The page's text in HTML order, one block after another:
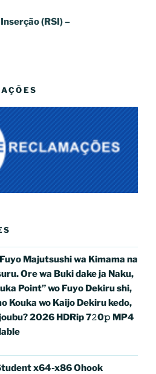
(RSI) –
Majutsushi wa Kimama na
Ore wa Buki dake ja Naku,
Point” wo Fuyo Dekiru shi,
Kouka wo Kaijo Dekiru kedo,
2026 HDRip 7𝟸0𝚙 MP4
x64-x86 Ohook